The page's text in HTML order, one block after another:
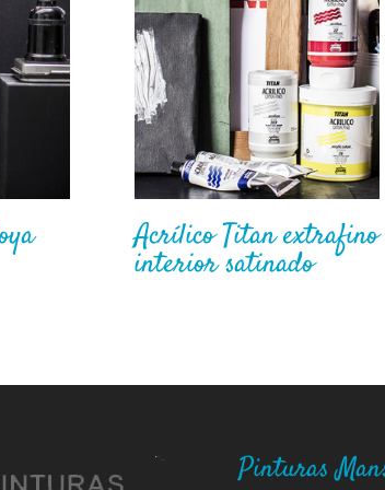
Acrílico Titan extrafino
interior satinado
Pinturas